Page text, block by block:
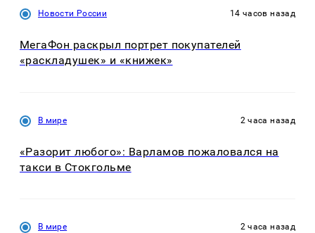
Новости России 14 часов назад
МегаФон раскрыл портрет покупателей
«раскладушек» и «книжек»
В мире 2 часа назад
«Разорит любого»: Варламов пожаловался на
такси в Стокгольме
В мире 2 часа назад